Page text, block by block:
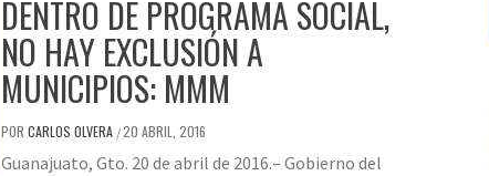
DENTRO DE PROGRAMA SOCIAL,
NO HAY EXCLUSIÓN A
MUNICIPIOS: MMM
POR CARLOS OLVERA /20 ABRIL, 2016
Guanajuato, Gto. 20 de abril de 2016.– Gobierno del